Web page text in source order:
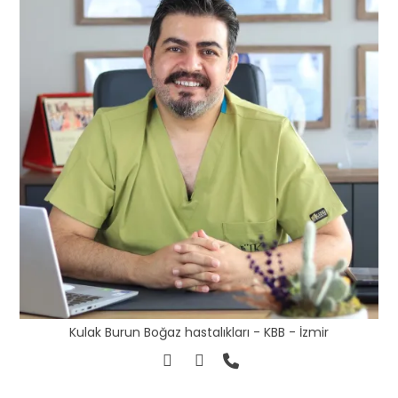
Kulak Burun Boğaz hastalıkları - KBB - İzmir